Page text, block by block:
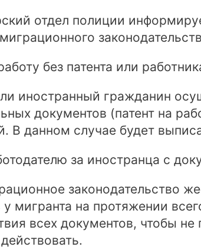
отдел полиции
без патента или
иностранный гражданин
документов (патент на
В данном случае будет
за иностранца с
законодательство
мигранта на протяжении
всех документов, чтобы